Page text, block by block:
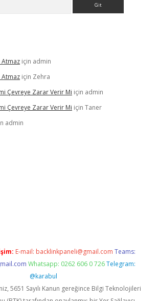
Atmaz için admin
Atmaz için Zehra
Çevreye Zarar Verir Mi için admin
Çevreye Zarar Verir Mi için Taner
admin
E-mail: backlinkpaneli@gmail.com Teams:
Whatsapp: 0262 606 0 726 Telegram:
@karabul
5651 Sayılı Kanun gereğince Bilgi Teknolojileri